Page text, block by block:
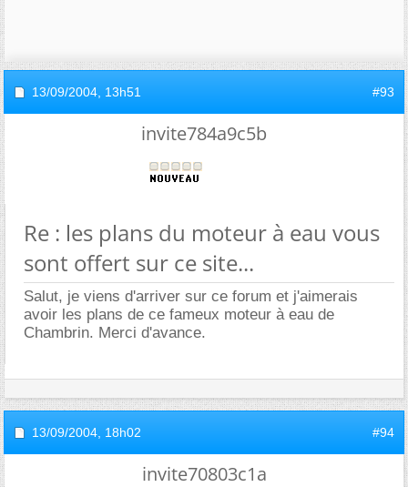
13/09/2004, 13h51 #93
invite784a9c5b
Re : les plans du moteur à eau vous
sont offert sur ce site...
Salut, je viens d'arriver sur ce forum et j'aimerais
avoir les plans de ce fameux moteur à eau de
Chambrin. Merci d'avance.
13/09/2004, 18h02 #94
invite70803c1a